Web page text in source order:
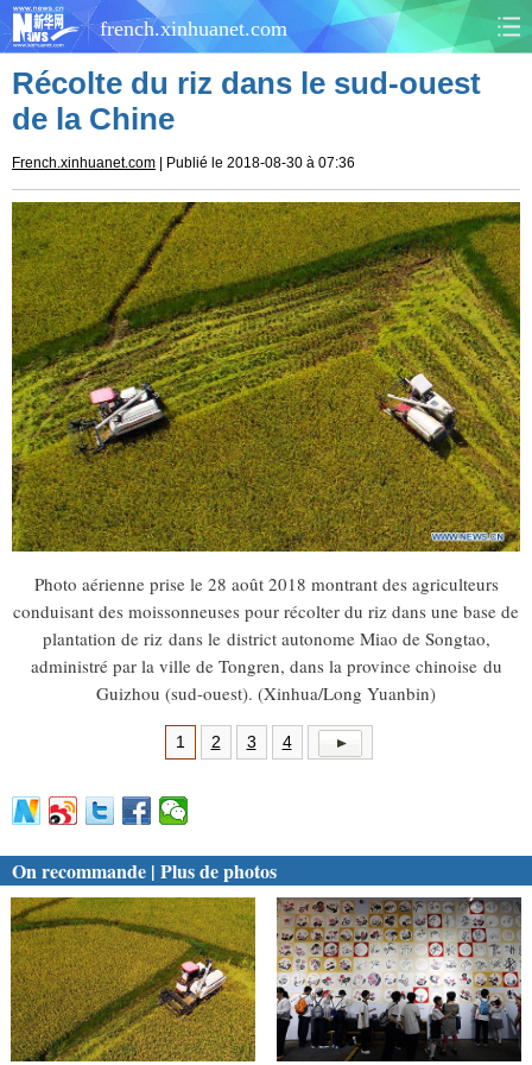
french.xinhuanet.com
CHINE MONDE
CULTURE SOCIÉTÉ
SANTÉ SPORTS
SCI&TECH PLANÈTE
TOURISME DOCUMENTS
DOSSIERS PHOTOS
VIDÉOS
Récolte du riz dans le sud-ouest
de la Chine
French.xinhuanet.com | Publié le 2018-08-30 à 07:36
Photo aérienne prise le 28 août 2018 montrant des agriculteurs
conduisant des moissonneuses pour récolter du riz dans une base de
plantation de riz dans le district autonome Miao de Songtao,
administré par la ville de Tongren, dans la province chinoise du
Guizhou (sud-ouest). (Xinhua/Long Yuanbin)
1 2 3 4
On recommande | Plus de photos